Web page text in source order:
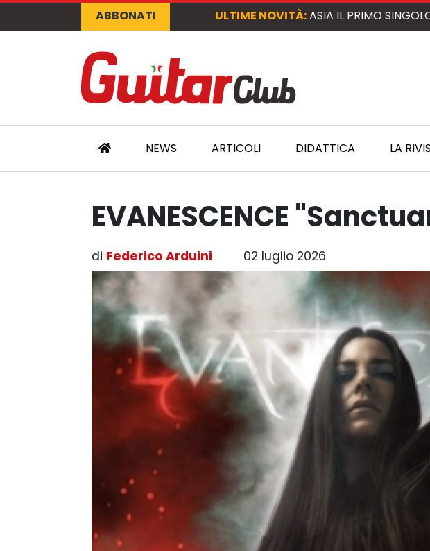
ABBONATI ULTIME NOVITÀ:ASIA IL PRIMO
NEWS ARTICOLI DIDATTICA LA
EVANESCENCE
di Federico Arduini 02 luglio 2026